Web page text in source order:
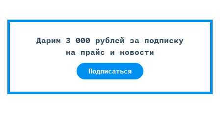
Дарим 3 000 рублей за подписку
на прайс и новости
Подписаться